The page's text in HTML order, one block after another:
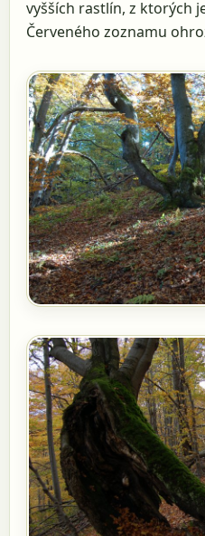
vyšších rastlín, z ktorých
Červeného zoznamu